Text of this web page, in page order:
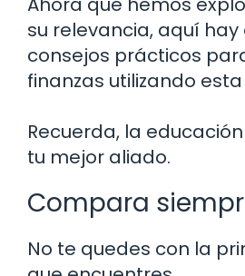
su relevancia, aquí hay
consejos prácticos
finanzas utilizando
Recuerda, la
tu mejor aliado.
Compara
No te quedes con la